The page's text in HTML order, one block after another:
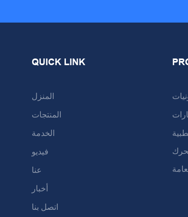
QUICK LINK
المنزل
المنتجات
الخدمة
فيديو
عنا
أخبار
اتصل بنا